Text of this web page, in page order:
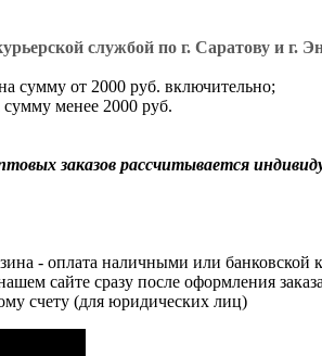
службой по г. Саратову и г.
сумму от 2000 руб. включительно;
сумму менее 2000 руб.
заказов рассчитывается
- оплата наличными или банковской
сайте сразу после оформления
счету (для юридических лиц)